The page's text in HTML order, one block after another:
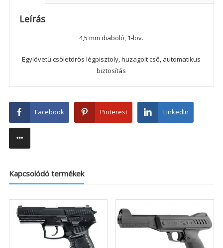
Leírás
4,5 mm diaboló, 1-löv.
Egylövetű csőletörős légpisztoly, huzagolt cső, automatikus
biztosítás
Facebook Pinterest LinkedIn
Kapcsolódó termékek